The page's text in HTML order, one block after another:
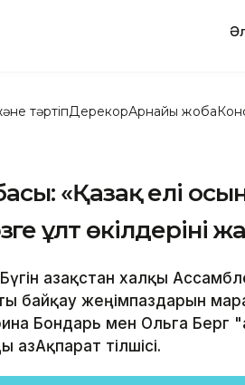
тәртіпДерекқорАрнайы жоба
«Қазақ елі
ұлт өкілдерінің
Қазақстан xалқы
байқау жеңімпаздарын
Бондарь мен Ольга Берг
тілшісі.